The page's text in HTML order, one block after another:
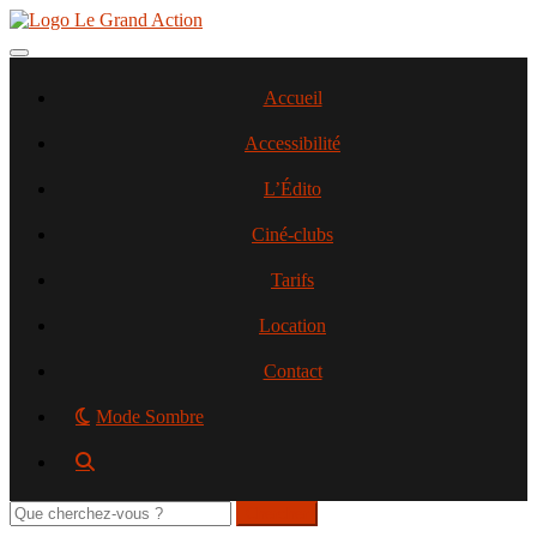
Aller
contenu
Toggle navigation
Accueil
Accessibilité
L’Édito
Ciné-clubs
Tarifs
Location
Contact
Mode Sombre
Rechercher
sur